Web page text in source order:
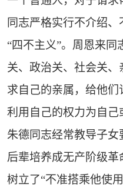
同志严格实行不介绍
“四不主义”。周恩来
关、政治关、社会关
求自己的亲属，给他们
利用自己的权力为自己
朱德同志经常教导子
后辈培养成无产阶级
树立了“不准搭乘他使